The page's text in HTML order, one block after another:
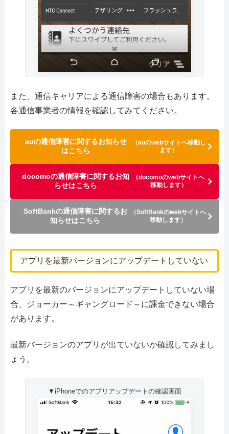
また、通信キャリアによる通信障害の場合もあります。
各通信事業者の情報を確認してみてください。
auの通信障害に関するお知らせ
はこちら
（auのwebサイトへ移動し
ます）
docomoの通信障害に関するお知
らせはこちら
（docomoのwebサイトへ
移動します）
SoftBankの通信障害に関するお
知らせはこちら
（SoftBankのwebサイトへ
移動します）
アプリを最新バージョンにアップデートしていない
アプリを最新のバージョンにアップデートしていない場
合、ジョーカー～ギャングロード～に課金できない場合
があります。
最新バージョンのアプリが出ていないか確認してみまし
ょう。
▼iPhoneでのアプリアップデートの確認画面